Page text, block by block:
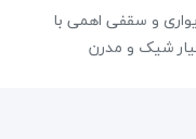
و سقفی اهمی با
شیک و مدرن